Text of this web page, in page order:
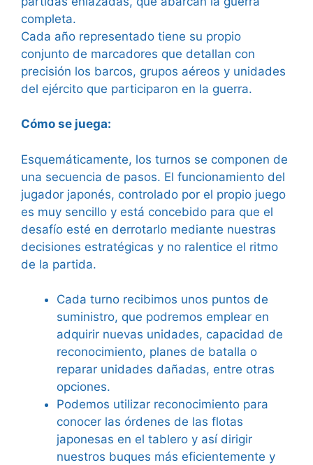
completa.
Cada año representado tiene su propio
conjunto de marcadores que detallan con
precisión los barcos, grupos aéreos y unidades
del ejército que participaron en la guerra.
Cómo se juega:
Esquemáticamente, los turnos se componen de
una secuencia de pasos. El funcionamiento del
jugador japonés, controlado por el propio juego
es muy sencillo y está concebido para que el
desafío esté en derrotarlo mediante nuestras
decisiones estratégicas y no ralentice el ritmo
de la partida.
Cada turno recibimos unos puntos de
suministro, que podremos emplear en
adquirir nuevas unidades, capacidad de
reconocimiento, planes de batalla o
reparar unidades dañadas, entre otras
opciones.
Podemos utilizar reconocimiento para
conocer las órdenes de las flotas
japonesas en el tablero y así dirigir
nuestros buques más eficientemente y